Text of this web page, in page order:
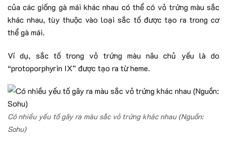
của các giống gà mái khác nhau có thể có vỏ trứng màu sắc
khác nhau, tùy thuộc vào loại sắc tố được tạo ra trong cơ
thể gà mái.
Ví dụ, sắc tố trong vỏ trứng màu nâu chủ yếu là do
“protoporphyrin IX” được tạo ra từ heme.
Có nhiều yếu tố gây ra màu sắc vỏ trứng khác nhau (Nguồn:
Sohu)